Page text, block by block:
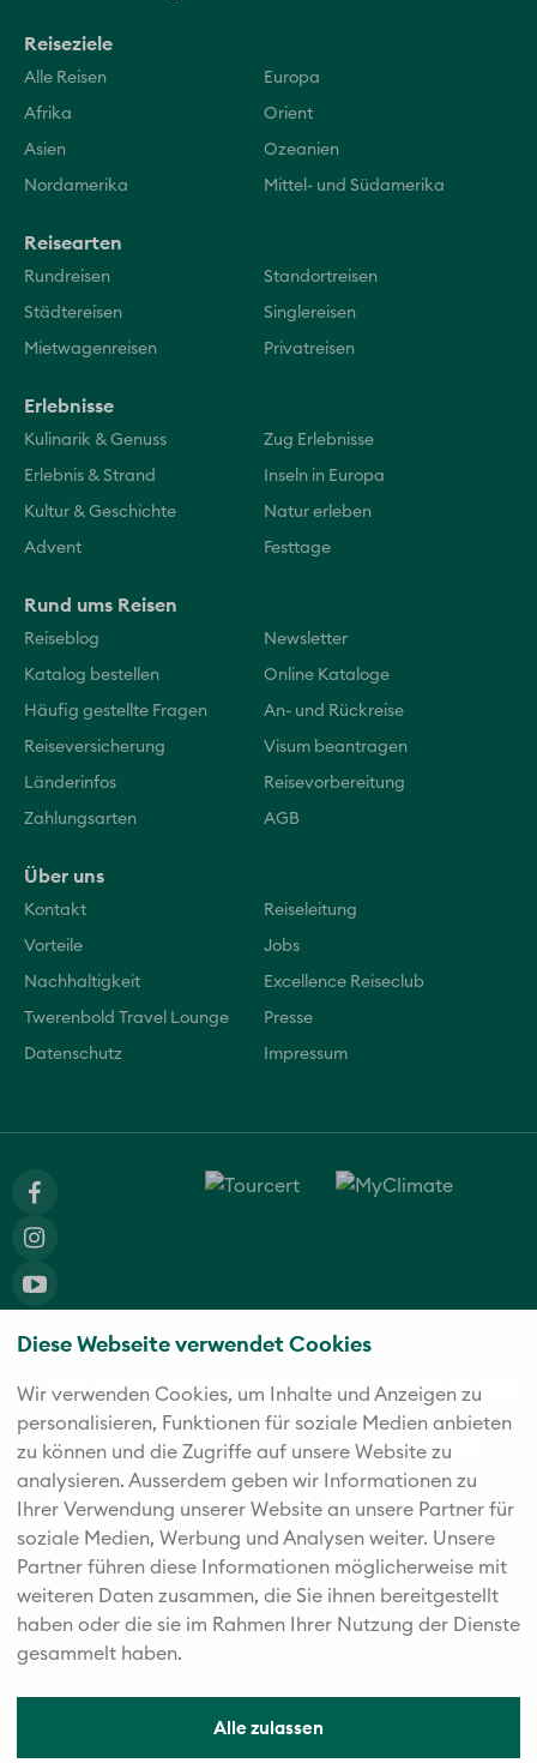
Diese Webseite verwendet Cookies
Wir verwenden Cookies, um Inhalte und Anzeigen zu
personalisieren, Funktionen für soziale Medien anbieten
zu können und die Zugriffe auf unsere Website zu
analysieren. Außerdem geben wir Informationen zu
Ihrer Verwendung unserer Website an unsere Partner für
soziale Medien, Werbung und Analysen weiter. Unsere
Partner führen diese Informationen möglicherweise mit
weiteren Daten zusammen, die Sie ihnen bereitgestellt
haben oder die sie im Rahmen Ihrer Nutzung der Dienste
gesammelt haben.
Alle zulassen
Reiseziele
Alle Reisen Europa
Afrika Orient
Asien Ozeanien
Nordamerika Mittel- und Südamerika
Reisearten
Rundreisen Standortreisen
Städtereisen Singlereisen
Mietwagenreisen Privatreisen
Erlebnisse
Kulinarik & Genuss Zug Erlebnisse
Erlebnis & Strand Inseln in Europa
Kultur & Geschichte Natur erleben
Advent Festtage
Rund ums Reisen
Reiseblog Newsletter
Katalog bestellen Online Kataloge
Häufig gestellte Fragen An- und Rückreise
Reiseversicherung Visum beantragen
Länderinfos Reisevorbereitung
Zahlungsarten AGB
Über uns
Kontakt Reiseleitung
Vorteile Jobs
Nachhaltigkeit Excellence Reiseclub
Twerenbold Travel Lounge Presse
Datenschutz Impressum
Die fünf starken Marken der Twerenbold Reisen Gruppe